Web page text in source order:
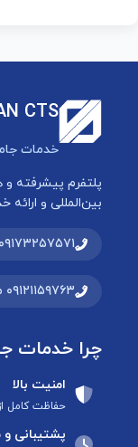
CTS
خدمات
پلتفرم پیشرفته
بین‌المللی و ارائه
۰۹۱۷۳۲۵۷۵۷۱ کارشناس بازرگانی
۰۹۱۲۱۱۵۹۷۶۳ مدیر عامل
چرا خدمات
امنیت بالا
حفاظت کامل
پشتیبانی و